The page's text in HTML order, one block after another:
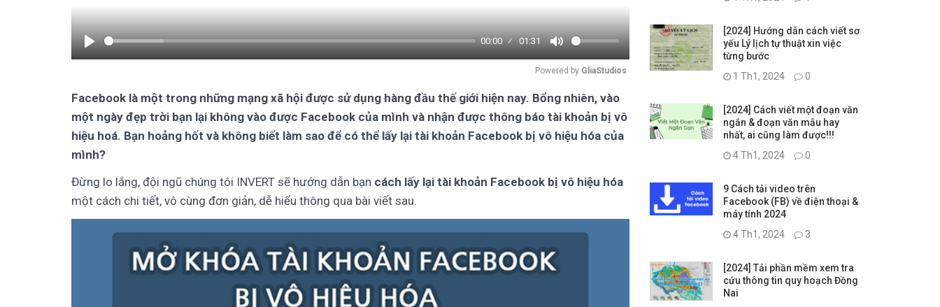
Play
00:00 01:31
Mute
Powered by GliaStudios
Facebook là một trong những mạng xã hội được sử dụng hàng đầu thế giới hiện nay. Bổng nhiên, vào
một ngày đẹp trời bạn lại không vào được Facebook của mình và nhận được thông báo tài khoản bị vô
hiệu hoá. Bạn hoảng hốt và không biết làm sao để có thể lấy lại tài khoản Facebook bị vô hiệu hóa của
mình?
Đừng lo lắng, đội ngũ chúng tôi INVERT sẽ hướng dẫn bạn cách lấy lại tài khoản Facebook bị vô hiệu hóa
một cách chi tiết, vô cùng đơn giản, dễ hiểu thông qua bài viết sau.
[2024] Hướng dẫn cách viết sơ
yếu Lý lịch tự thuật xin việc
từng bước
1 Th1, 2024
0
[2024] Cách viết một đoạn văn
ngắn & đoạn văn mẫu hay
nhất, ai cũng làm được!!!
4 Th1, 2024
0
9 Cách tải video trên
Facebook (FB) về điện thoại &
máy tính 2024
4 Th1, 2024
3
[2024] Tải phần mềm xem tra
cứu thông tin quy hoạch Đồng
Nai